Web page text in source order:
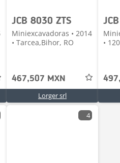
JCB 8030 ZTS
Miniexcavadoras • 2014
• Tarcea,Bihor, RO
467,507 MXN
Lorger srl
•
4